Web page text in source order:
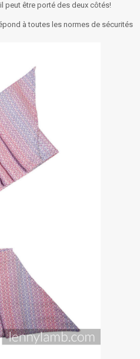
peut être porté des deux côtés!
à toutes les normes de sécurités